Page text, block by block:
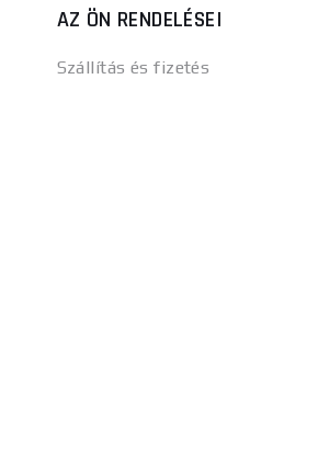
AZ ÖN RENDELÉSEI
Szállítás és fizetés